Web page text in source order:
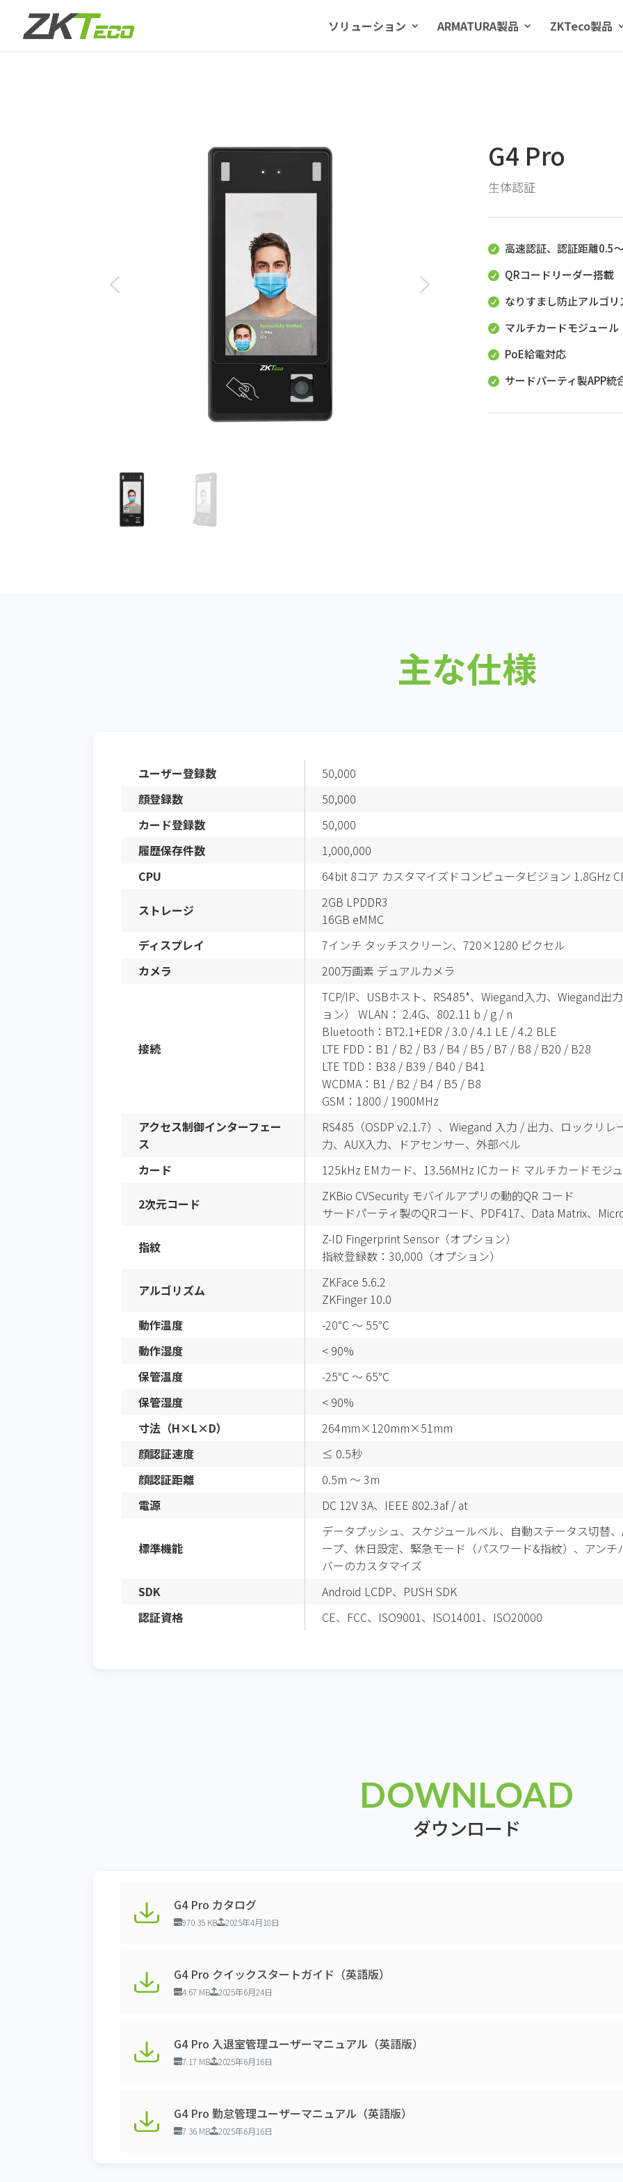
ソリューション ARMATURA製品 ZKTeco製品
G4 Pro
生体認証
 高速認証、認証距離0.5
 QRコードリーダー搭載
 なりすまし防止アルゴリ
 マルチカードモジュール
 PoE給電対応
 サードパーティ製APP
主な仕様
ユーザー登録数
50,000
顔登録数
50,000
カード登録数
50,000
履歴保存件数
1,000,000
CPU
64bit 8コア カスタマイズドコンピュータビジョン 1.8GHz
ストレージ
2GB LPDDR3
16GB eMMC
ディスプレイ
7インチ タッチスクリーン、720×1280 ピクセル
カメラ
200万画素 デュアルカメラ
接続
TCP/IP、USBホスト、RS485*、Wiegand入力、Wiegand出
ョン） WLAN： 2.4G、802.11 b / g / n
Bluetooth：BT2.1+EDR / 3.0 / 4.1 LE / 4.2 BLE
LTE FDD：B1 / B2 / B3 / B4 / B5 / B7 / B8 / B20 / B28
LTE TDD：B38 / B39 / B40 / B41
WCDMA：B1 / B2 / B4 / B5 / B8
GSM：1800 / 1900MHz
アクセス制御インターフェー
ス
RS485（OSDP v2.1.7）、Wiegand 入力 / 出力、ロックリ
力、AUX入力、ドアセンサー、外部ベル
カード
125kHz EMカード、13.56MHz ICカード マルチカードモジ
2次元コード
ZKBio CVSecurity モバイルアプリの動的QR コード
サードパーティ製のQRコード、PDF417、Data Matrix、
指紋
Z-ID Fingerprint Sensor（オプション）
指紋登録数：30,000（オプション）
アルゴリズム
ZKFace 5.6.2
ZKFinger 10.0
動作温度
-20℃ ～ 55℃
動作湿度
< 90%
保管温度
-25℃ ～ 65℃
保管湿度
< 90%
寸法（H×L×D）
264mm×120mm×51mm
顔認証速度
≤ 0.5秒
顔認証距離
0.5m ～ 3m
電源
DC 12V 3A、IEEE 802.3af / at
標準機能
データプッシュ、スケジュールベル、自動ステータス切替
ープ、休日設定、緊急モード（パスワード&指紋）、アン
バーのカスタマイズ
SDK
Android LCDP、 PUSH SDK
認証資格
CE、FCC、ISO9001、ISO14001、ISO20000
DOWNLOAD
ダウンロード
G4 Pro カタログ
970.35 KB 2025年4月18日
G4 Pro クイックスタートガイド（英語版）
4.67 MB 2025年6月24日
G4 Pro 入退室管理ユーザーマニュアル（英語版）
7.17 MB 2025年6月16日
G4 Pro 勤怠管理ユーザーマニュアル（英語版）
7.36 MB 2025年6月16日